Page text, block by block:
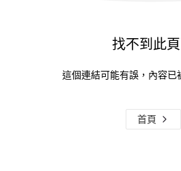
找不到此
這個連結可能有誤，內容已
首頁